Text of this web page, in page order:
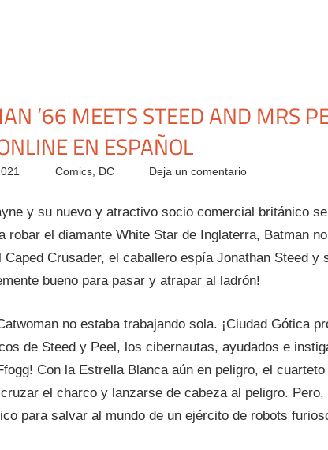
’66 MEETS STEED AND MRS
EN ESPAÑOL
Carlitox Banana
Comics, DC Deja un comentario
y su nuevo y atractivo socio comercial británico
robar el diamante White Star de Inglaterra, Batman
Caped Crusader, el caballero espía Jonathan Steed y
bueno para pasar y atrapar al ladrón!
no estaba trabajando sola. ¡Ciudad Gótica
de Steed y Peel, los cibernautas, ayudados e
Con la Estrella Blanca aún en peligro, el
el charco y lanzarse de cabeza al peligro.
para salvar al mundo de un ejército de robots